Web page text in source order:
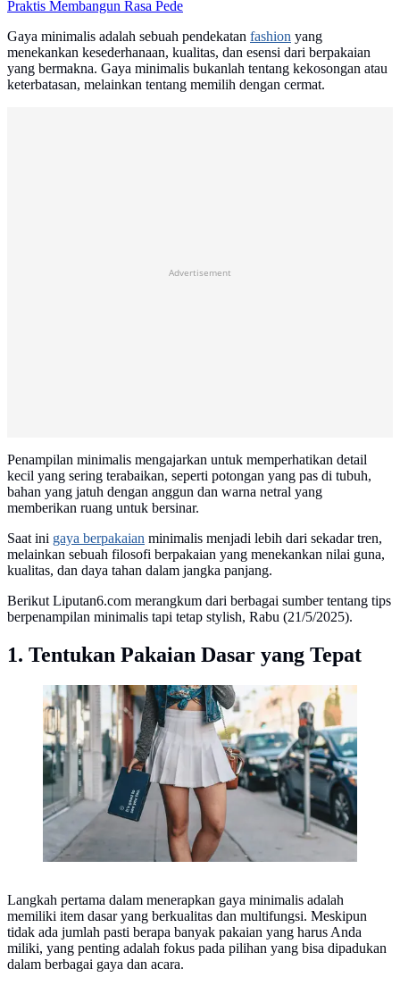
Praktis Membangun Rasa Pede
Gaya minimalis adalah sebuah pendekatan fashion yang
menekankan kesederhanaan, kualitas, dan esensi dari berpakaian
yang bermakna. Gaya minimalis bukanlah tentang kekosongan atau
keterbatasan, melainkan tentang memilih dengan cermat.
Advertisement
Penampilan minimalis mengajarkan untuk memperhatikan detail
kecil yang sering terabaikan, seperti potongan yang pas di tubuh,
bahan yang jatuh dengan anggun dan warna netral yang
memberikan ruang untuk bersinar.
Saat ini gaya berpakaian minimalis menjadi lebih dari sekadar tren,
melainkan sebuah filosofi berpakaian yang menekankan nilai guna,
kualitas, dan daya tahan dalam jangka panjang.
Berikut Liputan6.com merangkum dari berbagai sumber tentang tips
berpenampilan minimalis tapi tetap stylish, Rabu (21/5/2025).
1. Tentukan Pakaian Dasar yang Tepat
Inspirasi Outfit. (Foto: Lensabl/Unsplash)
Langkah pertama dalam menerapkan gaya minimalis adalah
memiliki item dasar yang berkualitas dan multifungsi. Meskipun
tidak ada jumlah pasti berapa banyak pakaian yang harus Anda
miliki, yang penting adalah fokus pada pilihan yang bisa dipadukan
dalam berbagai gaya dan acara.